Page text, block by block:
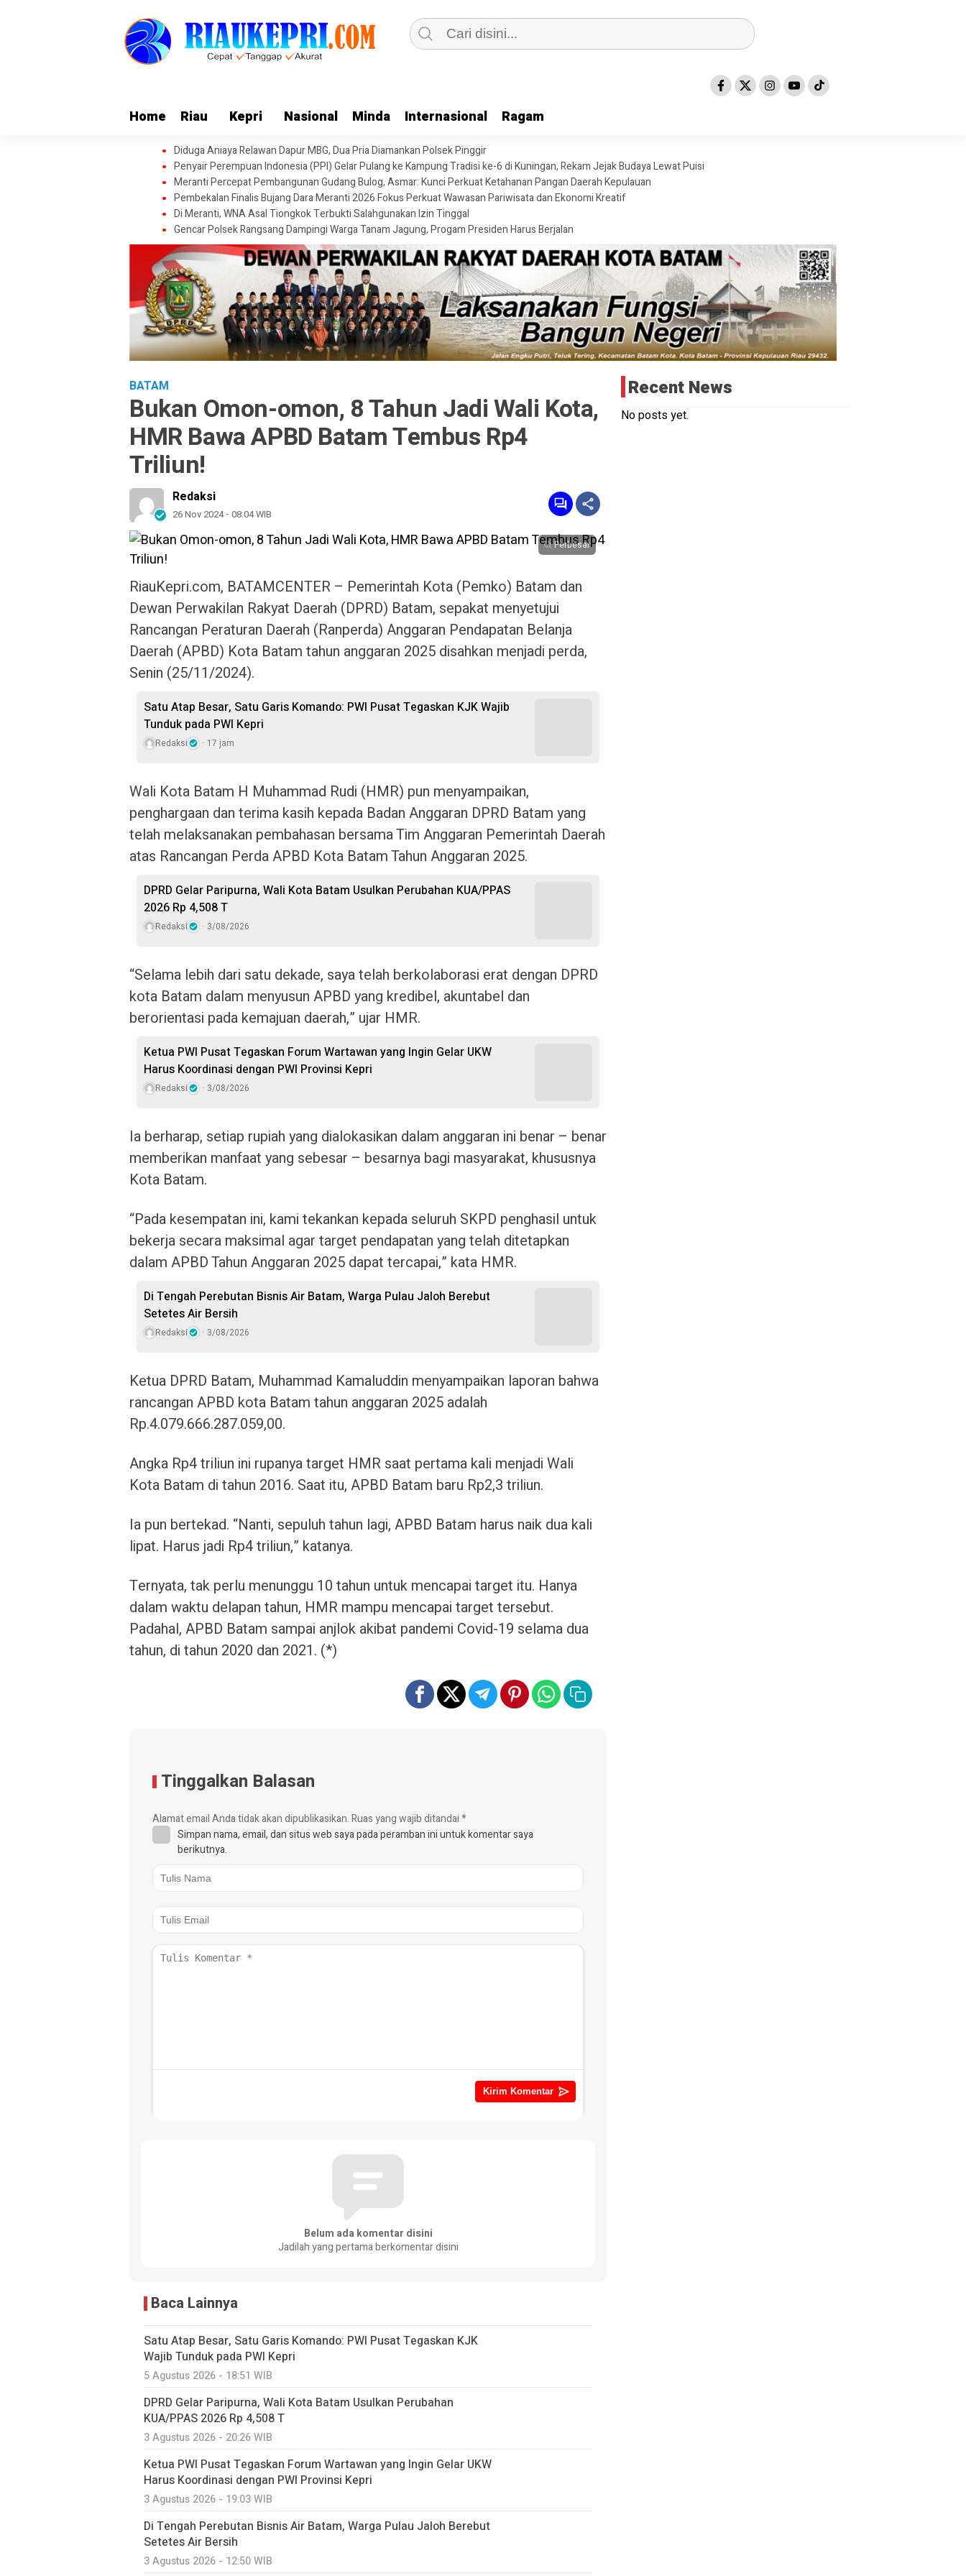
Home Riau Kepri Nasional Minda Internasional Ragam
Diduga Aniaya Relawan Dapur MBG, Dua Pria Diamankan Polsek Pinggir
Penyair Perempuan Indonesia (PPI) Gelar Pulang ke Kampung Tradisi ke-6 di Kuningan, Rekam Jejak Budaya Lewat Puisi
Meranti Percepat Pembangunan Gudang Bulog, Asmar: Kunci Perkuat Ketahanan Pangan Daerah Kepulauan
Pembekalan Finalis Bujang Dara Meranti 2026 Fokus Perkuat Wawasan Pariwisata dan Ekonomi Kreatif
Di Meranti, WNA Asal Tiongkok Terbukti Salahgunakan Izin Tinggal
Gencar Polsek Rangsang Dampingi Warga Tanam Jagung, Progam Presiden Harus Berjalan
BATAM
Bukan Omon-omon, 8 Tahun Jadi Wali Kota,
HMR Bawa APBD Batam Tembus Rp4
Triliun!
Redaksi
26 Nov 2024 - 08:04 WIB
Perbesar
RiauKepri.com, BATAMCENTER – Pemerintah Kota (Pemko) Batam dan
Dewan Perwakilan Rakyat Daerah (DPRD) Batam, sepakat menyetujui
Rancangan Peraturan Daerah (Ranperda) Anggaran Pendapatan Belanja
Daerah (APBD) Kota Batam tahun anggaran 2025 disahkan menjadi perda,
Senin (25/11/2024).
Satu Atap Besar, Satu Garis Komando: PWI Pusat Tegaskan KJK Wajib
Tunduk pada PWI Kepri
Redaksi 17 jam
Wali Kota Batam H Muhammad Rudi (HMR) pun menyampaikan,
penghargaan dan terima kasih kepada Badan Anggaran DPRD Batam yang
telah melaksanakan pembahasan bersama Tim Anggaran Pemerintah Daerah
atas Rancangan Perda APBD Kota Batam Tahun Anggaran 2025.
DPRD Gelar Paripurna, Wali Kota Batam Usulkan Perubahan KUA/PPAS
2026 Rp 4,508 T
Redaksi 3/08/2026
“Selama lebih dari satu dekade, saya telah berkolaborasi erat dengan DPRD
kota Batam dalam menyusun APBD yang kredibel, akuntabel dan
berorientasi pada kemajuan daerah,” ujar HMR.
Ketua PWI Pusat Tegaskan Forum Wartawan yang Ingin Gelar UKW
Harus Koordinasi dengan PWI Provinsi Kepri
Redaksi 3/08/2026
Ia berharap, setiap rupiah yang dialokasikan dalam anggaran ini benar – benar
memberikan manfaat yang sebesar – besarnya bagi masyarakat, khususnya
Kota Batam.
“Pada kesempatan ini, kami tekankan kepada seluruh SKPD penghasil untuk
bekerja secara maksimal agar target pendapatan yang telah ditetapkan
dalam APBD Tahun Anggaran 2025 dapat tercapai,” kata HMR.
Di Tengah Perebutan Bisnis Air Batam, Warga Pulau Jaloh Berebut
Setetes Air Bersih
Redaksi 3/08/2026
Ketua DPRD Batam, Muhammad Kamaluddin menyampaikan laporan bahwa
rancangan APBD kota Batam tahun anggaran 2025 adalah
Rp.4.079.666.287.059,00.
Angka Rp4 triliun ini rupanya target HMR saat pertama kali menjadi Wali
Kota Batam di tahun 2016. Saat itu, APBD Batam baru Rp2,3 triliun.
Ia pun bertekad. “Nanti, sepuluh tahun lagi, APBD Batam harus naik dua kali
lipat. Harus jadi Rp4 triliun,” katanya.
Ternyata, tak perlu menunggu 10 tahun untuk mencapai target itu. Hanya
dalam waktu delapan tahun, HMR mampu mencapai target tersebut.
Padahal, APBD Batam sampai anjlok akibat pandemi Covid-19 selama dua
tahun, di tahun 2020 dan 2021. (*)
Tinggalkan Balasan
Alamat email Anda tidak akan dipublikasikan.Ruas yang wajib ditandai*
Simpan nama, email, dan situs web saya pada peramban ini untuk komentar saya
berikutnya.
Belum ada komentar disini
Jadilah yang pertama berkomentar disini
Baca Lainnya
Satu Atap Besar, Satu Garis Komando: PWI Pusat Tegaskan KJK
Wajib Tunduk pada PWI Kepri
5 Agustus 2026 - 18:51 WIB
DPRD Gelar Paripurna, Wali Kota Batam Usulkan Perubahan
KUA/PPAS 2026 Rp 4,508 T
3 Agustus 2026 - 20:26 WIB
Ketua PWI Pusat Tegaskan Forum Wartawan yang Ingin Gelar UKW
Harus Koordinasi dengan PWI Provinsi Kepri
3 Agustus 2026 - 19:03 WIB
Di Tengah Perebutan Bisnis Air Batam, Warga Pulau Jaloh Berebut
Setetes Air Bersih
3 Agustus 2026 - 12:50 WIB
Recent News
No posts yet.